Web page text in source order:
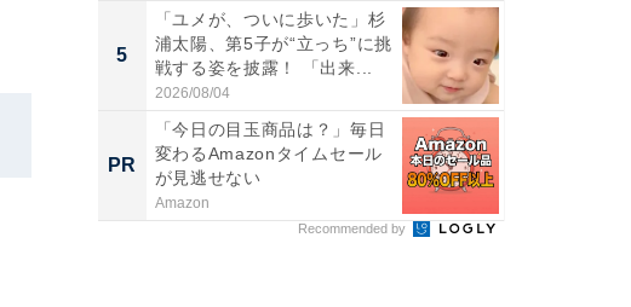
5
「ユメが、ついに歩いた」杉
浦太陽、第5子が“立っち”に挑
戦する姿を披露！ 「出来...
2026/08/04
PR
「今日の目玉商品は？」毎日
変わるAmazonタイムセール
が見逃せない
Amazon
Recommended by